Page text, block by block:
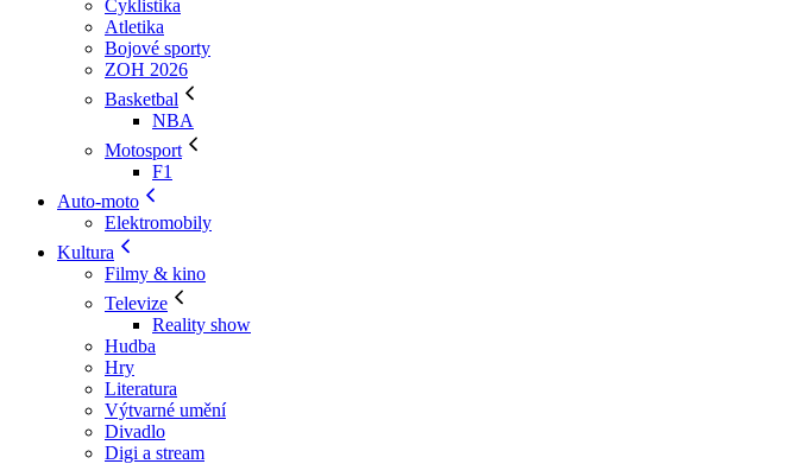
Cyklistika
Atletika
Bojové sporty
ZOH 2026
Basketbal
NBA
Motosport
F1
Auto-moto
Elektromobily
Kultura
Filmy & kino
Televize
Reality show
Hudba
Hry
Literatura
Výtvarné umění
Divadlo
Digi a stream